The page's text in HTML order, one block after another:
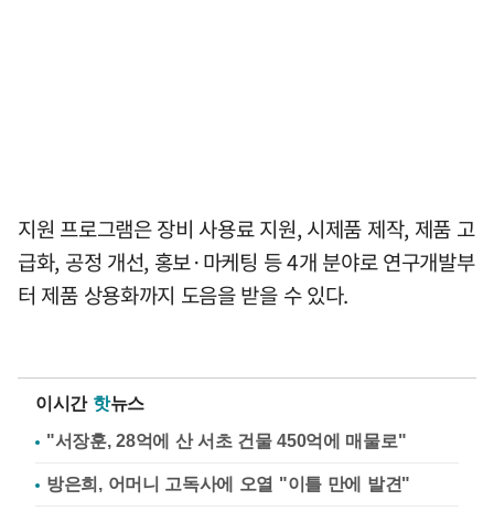
지원 프로그램은 장비 사용료 지원, 시제품 제작, 제품 고
급화, 공정 개선, 홍보·마케팅 등 4개 분야로 연구개발부
터 제품 상용화까지 도음을 받을 수 있다.
이시간 핫뉴스
"서장훈, 28억에 산 서초 건물 450억에 매물로"
방은희, 어머니 고독사에 오열 "이틀 만에 발견"